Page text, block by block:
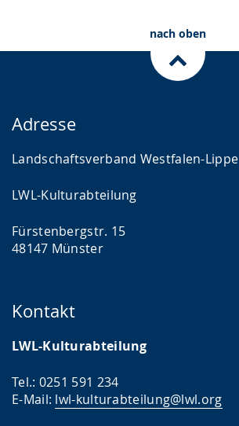
nach oben
Adresse
Landschaftsverband Westfalen-Lippe
LWL-Kulturabteilung
Fürstenbergstr. 15
48147 Münster
Kontakt
LWL-Kulturabteilung
Tel.: 0251 591 234
E-Mail: lwl-kulturabteilung@lwl.org